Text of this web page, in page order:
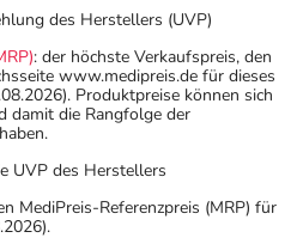
des Herstellers (UVP)
: der höchste Verkaufspreis, den
www.medipreis.de für dieses
Produktpreise können sich
damit die Rangfolge der
UVP des Herstellers
MediPreis-Referenzpreis (MRP) für